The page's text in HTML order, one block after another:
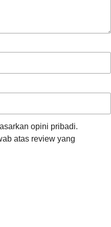
opini pribadi.
atas review yang